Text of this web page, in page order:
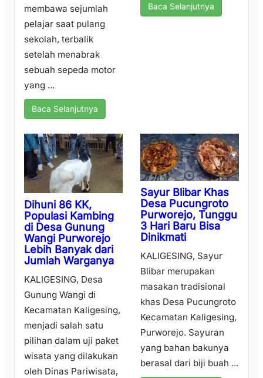
membawa sejumlah
pelajar saat pulang
sekolah, terbalik
setelah menabrak
sebuah sepeda motor
yang ...
Baca Selanjutnya
Baca Selanjutnya
Dihuni 86 KK,
Populasi Kambing
di Desa Gunung
Wangi Purworejo
Lebih Banyak dari
Jumlah Warganya
KALIGESING, Desa
Gunung Wangi di
Kecamatan Kaligesing,
menjadi salah satu
pilihan dalam uji paket
wisata yang dilakukan
oleh Dinas Pariwisata,
Sayur Blibar Khas
Desa Pucungroto
Purworejo, Tunggu
3 Hari Baru Bisa
Dinikmati
KALIGESING, Sayur
Blibar merupakan
masakan tradisional
khas Desa Pucungroto
Kecamatan Kaligesing,
Purworejo. Sayuran
yang bahan bakunya
berasal dari biji buah ...